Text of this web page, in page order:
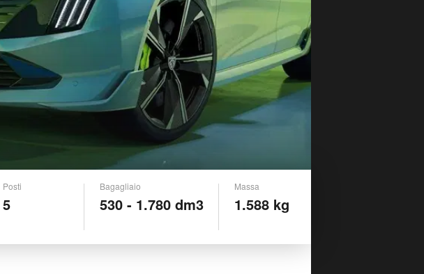
Posti
5
Bagagliaio
530 - 1.780 dm3
Massa
1.588 kg